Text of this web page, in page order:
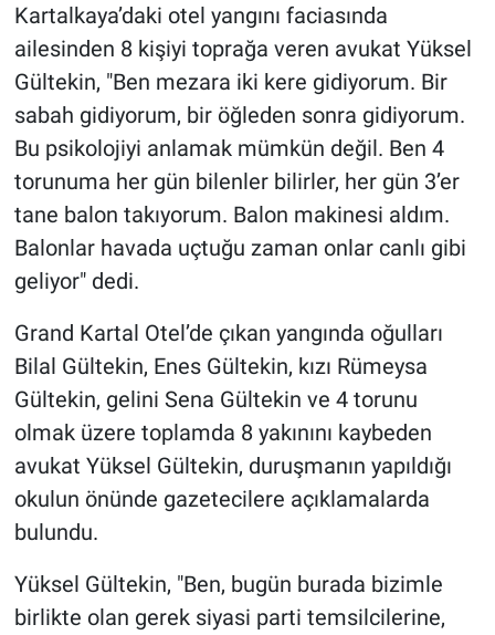
Kartalkaya’daki otel yangını faciasında
ailesinden 8 kişiyi toprağa veren avukat Yüksel
Gültekin, "Ben mezara iki kere gidiyorum. Bir
sabah gidiyorum, bir öğleden sonra gidiyorum.
Bu psikolojiyi anlamak mümkün değil. Ben 4
torunuma her gün bilenler bilirler, her gün 3’er
tane balon takıyorum. Balon makinesi aldım.
Balonlar havada uçtuğu zaman onlar canlı gibi
geliyor" dedi.
Grand Kartal Otel’de çıkan yangında oğulları
Bilal Gültekin, Enes Gültekin, kızı Rümeysa
Gültekin, gelini Sena Gültekin ve 4 torunu
olmak üzere toplamda 8 yakınını kaybeden
avukat Yüksel Gültekin, duruşmanın yapıldığı
okulun önünde gazetecilere açıklamalarda
bulundu.
Yüksel Gültekin, "Ben, bugün burada bizimle
birlikte olan gerek siyasi parti temsilcilerine,